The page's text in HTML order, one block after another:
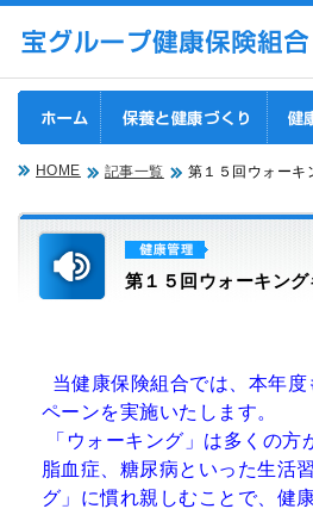
HOME 記事一覧 第１５回ウォーキ
第１５回ウォーキン
当健康保険組合では、本年
ペーンを実施いたします。
「ウォーキング」は多くの
脂血症、糖尿病といった生活
グ」に慣れ親しむことで、健